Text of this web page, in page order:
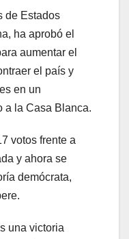
de Estados
ha aprobó el
aumentar el
el país y
en un
a la Casa Blanca.
votos frente a
y ahora se
demócrata,
una victoria